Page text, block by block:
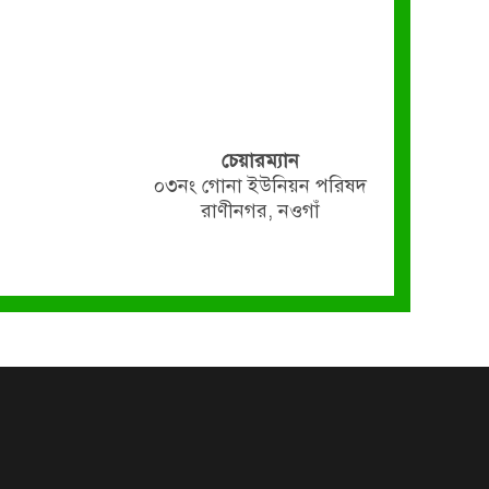
চেয়ারম্যান
০৩নং গোনা ইউনিয়ন পরিষদ
রাণীনগর, নওগাঁ